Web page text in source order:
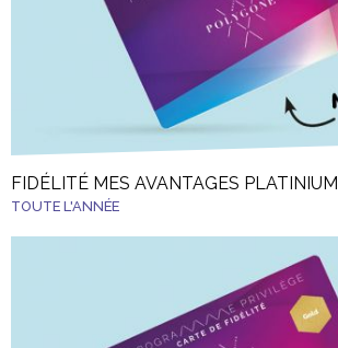
FIDÉLITÉ MES AVANTAGES PLATINIUM
TOUTE L'ANNÉE